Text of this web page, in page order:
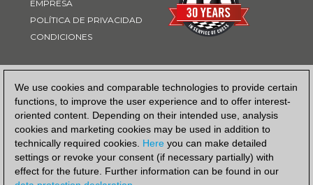
We use cookies and comparable technologies to provide certain
functions, to improve the user experience and to offer interest-
oriented content. Depending on their intended use, analysis
cookies and marketing cookies may be used in addition to
technically required cookies. Here you can make detailed
settings or revoke your consent (if necessary partially) with
effect for the future. Further information can be found in our
EMPRESA
POLÍTICA DE PRIVACIDAD
CONDICIONES
FORMA DE PAGO